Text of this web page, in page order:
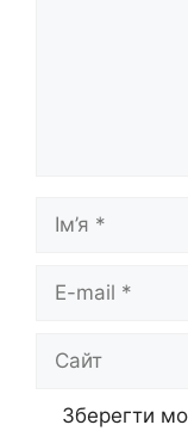
mail
Зберегти